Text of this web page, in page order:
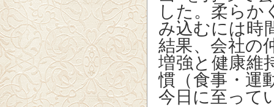
した。柔らか
み込むには時
結果、会社の
増強と健康維
慣（食事・運
今日に至っ